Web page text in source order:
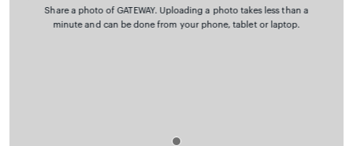
Share a photo of GATEWAY. Uploading a photo takes less than a
minute and can be done from your phone, tablet or laptop.